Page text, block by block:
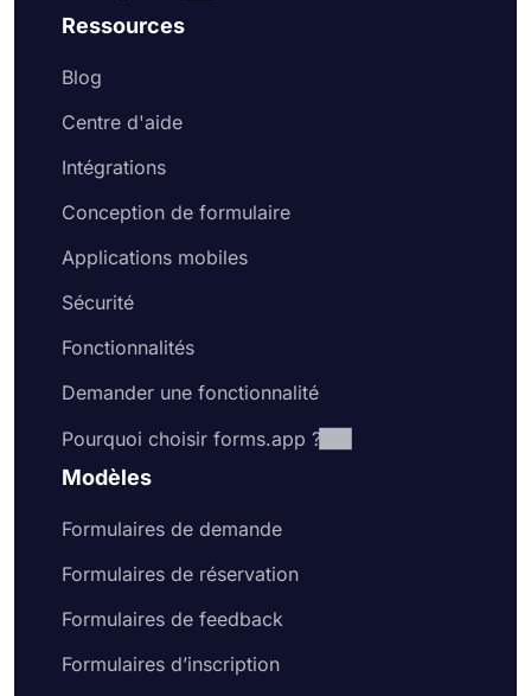
Ressources
Blog
Centre d'aide
Intégrations
Conception de formulaire
Applications mobiles
Sécurité
Fonctionnalités
Demander une fonctionnalité
Pourquoi choisir forms.app ?
Modèles
Formulaires de demande
Formulaires de réservation
Formulaires de feedback
Formulaires d’inscription